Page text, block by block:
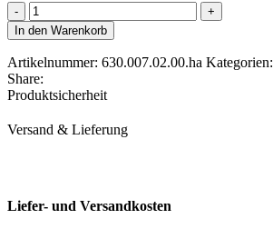
UN-
Label
für
Fahrzeuge
und
Container,
orange
mit
Wahl
In den Warenkorb
Artikelnummer: 630.007.02.00.ha Kategorien:
Share:
Produktsicherheit
Versand & Lieferung
Liefer- und Versandkosten